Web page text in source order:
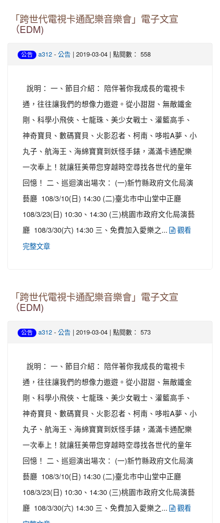
「跨世代電視卡通配樂音樂會」電子文宣
（EDM)
公告 a312 - 公告 | 2019-03-04 | 點閱數： 558
說明： 一、節目介紹： 陪伴著你我成長的電視卡
通，往往讓我們的想像力遨遊。從小甜甜、無敵鐵金
剛、科學小飛俠、七龍珠、美少女戰士、灌籃高手、
神奇寶貝、數碼寶貝、火影忍者、柯南、哆啦A夢、小
丸子、航海王、海綿寶寶到妖怪手錶，滿滿卡通配樂
一次奉上！就讓狂美帶您穿越時空尋找各世代的童年
回憶！ 二、巡迴演出場次： (一)新竹縣政府文化局演
藝廳 108/3/10(日) 14:30 (二)臺北市中山堂中正廳
108/3/23(日) 10:30、14:30 (三)桃園市政府文化局演藝
廳 108/3/30(六) 14:30 三、免費加入愛樂之...
觀看
完整文章
「跨世代電視卡通配樂音樂會」電子文宣
（EDM)
公告 a312 - 公告 | 2019-03-04 | 點閱數： 573
說明： 一、節目介紹： 陪伴著你我成長的電視卡
通，往往讓我們的想像力遨遊。從小甜甜、無敵鐵金
剛、科學小飛俠、七龍珠、美少女戰士、灌籃高手、
神奇寶貝、數碼寶貝、火影忍者、柯南、哆啦A夢、小
丸子、航海王、海綿寶寶到妖怪手錶，滿滿卡通配樂
一次奉上！就讓狂美帶您穿越時空尋找各世代的童年
回憶！ 二、巡迴演出場次： (一)新竹縣政府文化局演
藝廳 108/3/10(日) 14:30 (二)臺北市中山堂中正廳
108/3/23(日) 10:30、14:30 (三)桃園市政府文化局演藝
廳 108/3/30(六) 14:30 三、免費加入愛樂之...
觀看